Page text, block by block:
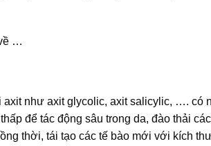
…
axit như axit glycolic, axit salicylic, …. có
để tác động sâu trong da, đào thải
thời, tái tạo các tế bào mới với kích